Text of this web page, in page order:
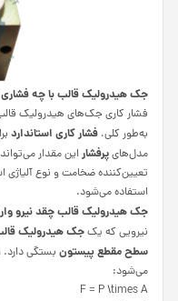
جک هیدرولیک قالب با چه فشاری
فشار کاری جک‌های هیدرولیک
به‌طور کلی، فشار کاری استاندارد
مدل‌هایپرفشاراین مقدار می‌تواند
تعیین‌کننده ضخامت و نوع
استفاده می‌شود.
جک هیدرولیک قالب چقد نیرو
نیرویی که یکجک هیدرولیک
سطح مقطع پیستون بستگی دارد.
می‌شود:
F = P \times A